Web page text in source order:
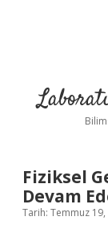
Fiziksel
Devam
Tarih: Temmuz 19,